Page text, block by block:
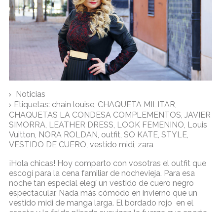
Noticias
Etiquetas: chain louise, CHAQUETA MILITAR,
CHAQUETAS LA CONDESA COMPLEMENTOS, JAVIER
SIMORRA, LEATHER DRESS, LOOK FEMENINO, Louis
Vuitton, NORA ROLDAN, outfit, SO KATE, STYLE,
VESTIDO DE CUERO, vestido midi, zara
¡Hola chicas! Hoy comparto con vosotras el outfit que
escogí para la cena familiar de nochevieja. Para esa
noche tan especial elegí un vestido de cuero negro
espectacular. Nada más cómodo en invierno que un
vestido midi de manga larga. El bordado rojo en el